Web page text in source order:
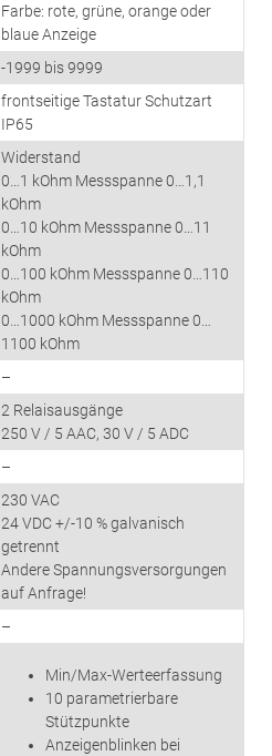
Farbe: rote, grüne, orange oder
blaue Anzeige
-1999 bis 9999
frontseitige Tastatur Schutzart
IP65
Widerstand
0…1 kOhm Messspanne 0…1,1
kOhm
0…10 kOhm Messspanne 0…11
kOhm
0…100 kOhm Messspanne 0…110
kOhm
0…1000 kOhm Messspanne 0…
1100 kOhm
–
2 Relaisausgänge
250 V / 5 AAC, 30 V / 5 ADC
–
230 VAC
24 VDC +/-10 % galvanisch
getrennt
Andere Spannungsversorgungen
auf Anfrage!
–
Min/Max-Werteerfassung
10 parametrierbare
Stützpunkte
Anzeigenblinken bei